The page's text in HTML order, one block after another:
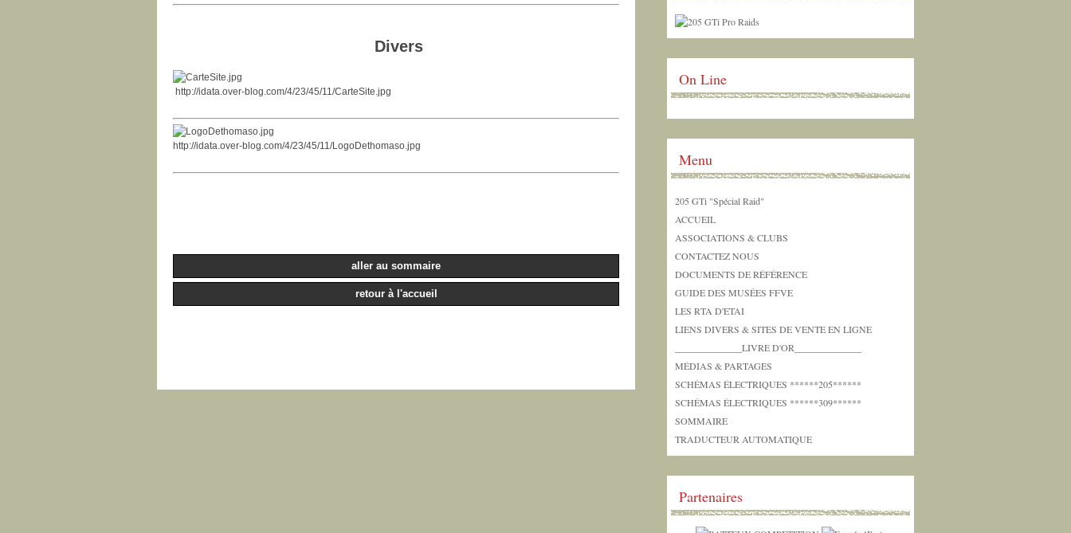
Divers
http://idata.over-blog.com/4/23/45/11/CarteSite.jpg
http://idata.over-blog.com/4/23/45/11/LogoDethomaso.jpg
aller au sommaire
retour à l'accueil
On Line
Menu
205 GTi "Spécial Raid"
ACCUEIL
ASSOCIATIONS & CLUBS
CONTACTEZ NOUS
DOCUMENTS DE RÉFÉRENCE
GUIDE DES MUSÉES FFVE
LES RTA D'ETAI
LIENS DIVERS & SITES DE VENTE EN LIGNE
______________LIVRE D'OR______________
MÉDIAS & PARTAGES
SCHÉMAS ÉLECTRIQUES ******205******
SCHÉMAS ÉLECTRIQUES ******309******
SOMMAIRE
TRADUCTEUR AUTOMATIQUE
Partenaires